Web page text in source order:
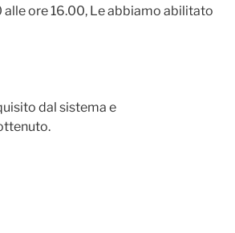
ore 16.00, Le abbiamo abilitato
dal sistema e